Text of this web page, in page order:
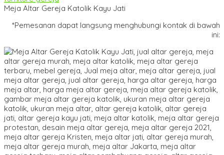
Meja Altar Gereja Katolik Kayu Jati
*Pemesanan dapat langsung menghubungi kontak di bawah
ini: